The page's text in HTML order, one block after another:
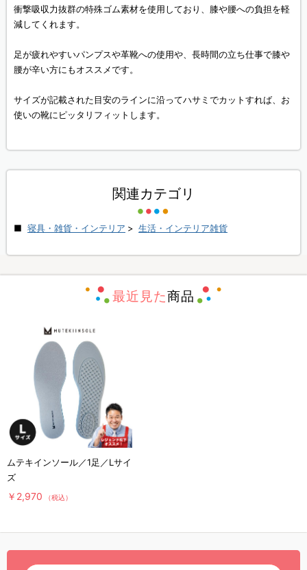
衝撃吸収力抜群の特殊ゴム素材を使用しており、膝や腰への負担を軽
減してくれます。
足が疲れやすいパンプスや革靴への使用や、長時間の立ち仕事で膝や
腰が辛い方にもオススメです。
サイズが記載された目安のラインに沿ってハサミでカットすれば、お
使いの靴にピッタリフィットします。
関連カテゴリ
寝具・雑貨・インテリア > 生活・インテリア雑貨
最近見た商品
ムテキインソール／1足／Lサイ
ズ
￥2,970 （税込）